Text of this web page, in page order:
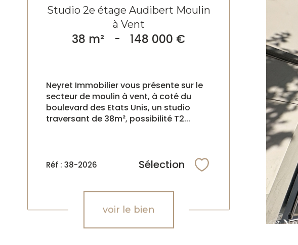
Studio 2e étage Audibert Moulin
à Vent
38 m² - 148 000 €
Neyret Immobilier vous présente sur le
secteur de moulin à vent, à coté du
boulevard des Etats Unis, un studio
traversant de 38m², possibilité T2...
Réf : 38-2026 Sélection Sélectionner
voir le bien